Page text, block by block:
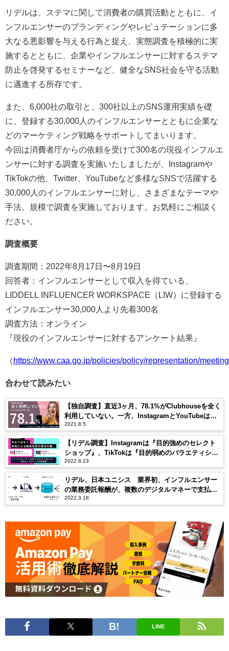
リデルは、ステマに関して消費者の購買活動とともに、イ
ンフルエンサーのブランディングやレピュテーションに多
大なる悪影響を与える行為と捉え、実態調査を積極的に実
施するとともに、企業やインフルエンサーに対するステマ
防止を啓発するセミナーなど、健全なSNS社会を守る活動
に邁進する所存です。
また、6,000社の取引と、300社以上のSNS運用実績を礎
に、登録する30,000人のインフルエンサーとともに企業な
どのマーケティング戦略をサポートしてまいります。
今回は消費者庁からの依頼を受けて300名の現役インフルエ
ンサーに対する調査を実施いたしましたが、Instagramや
TikTokの他、Twitter、YouTubeなど多様なSNSで活躍する
30,000人のインフルエンサーに対し、さまざまなテーマや
手法、規模で調査を実施しております。お気軽にご相談く
ださい。
調査概要
調査期間：2022年8月17日〜8月19日
回答者：インフルエンサーとして収入を得ている、
LIDDELL INFLUENCER WORKSPACE（LIW）に登録する
インフルエンサー30,000人より先着300名
調査方法：オンライン
『現役のインフルエンサーに対するアンケート結果』
（https://www.caa.go.jp/policies/policy/representation/
合わせて読みたい
【独自調査】直近3ヶ月、78.1%がClubhouseを全く
利用していない。一方、InstagramとYouTubeは利
用率が伸長。
2021.8.5
【リデル調査】Instagramは『目的強めのセレクト
ショップ』、TikTokは『目的弱めのバラエティショ
ップ』。SNSは対比ではなく併用による相乗効果が
成功の鍵
2022.8.23
リデル、日本ユニシス 業界初、インフルエンサー
の業務委託報酬が、複数のデジタルマネーで支払い
可能に
2022.3.18
LINE